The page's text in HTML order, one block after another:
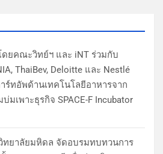
ยคณะวิทย์ฯ และ iNT ร่วมกับ
ThaiBev, Deloitte และ Nestlé
ร์ทอัพด้านเทคโนโลยีอาหารจาก
มเพาะธุรกิจ SPACE-F Incubator
ยาลัยมหิดล จัดอบรมทบทวนการ